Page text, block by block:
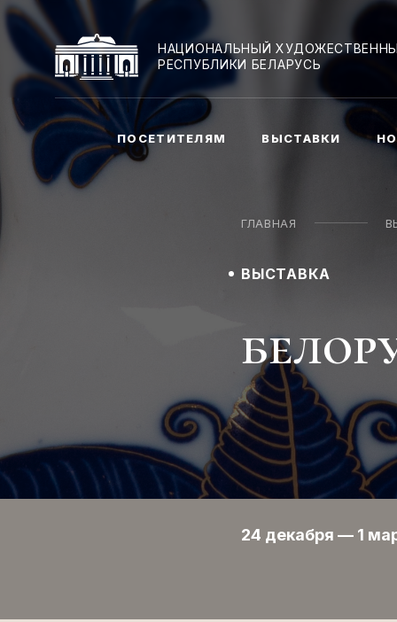
НАЦИОНАЛЬНЫЙ
РЕСПУБЛИКИ БЕЛАРУСЬ
ПОСЕТИТЕЛЯМ ВЫСТАВКИ
ГЛАВНАЯ
ВЫСТАВКА
24 декабря — 1